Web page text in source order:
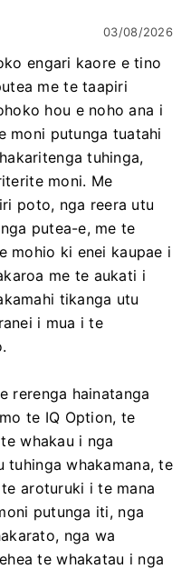
03/08/2026
engari kaore e tino
me te taapiri
hou e noho ana i
moni putunga tuatahi
tuhinga,
moni. Me
poto, nga reera utu
putea-e, me te
mohio ki enei kaupae i
me te aukati i
tikanga utu
i mua i te
rerenga hainatanga
te IQ Option, te
whakau i nga
whakamana, te
aroturuki i te mana
putunga iti, nga
nga wa
te whakatau i nga